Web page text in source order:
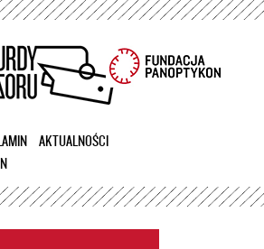
Przejdź
treści
AKTUALNOŚCI